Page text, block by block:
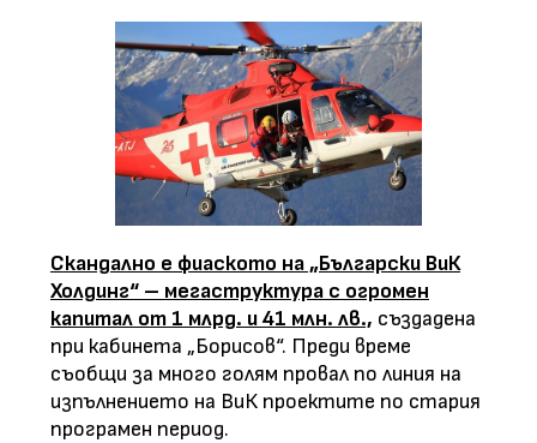
Скандално е фиаското на „Български ВиК
Холдинг“ – мегаструктура с огромен
капитал от 1 млрд. и 41 млн. лв., създадена
при кабинета „Борисов“. Преди време
съобщи за много голям провал по линия на
изпълнението на ВиК проектите по стария
програмен период.